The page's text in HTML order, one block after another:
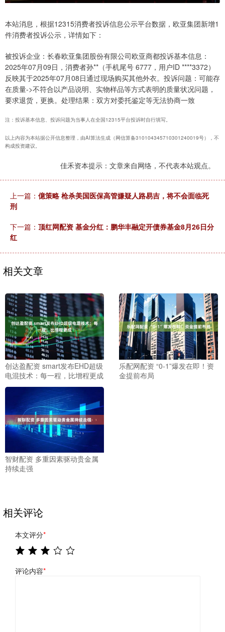
本站消息，根据12315消费者投诉信息公示平台数据，欧亚集团新增1
件消费者投诉公示，详情如下：
被投诉企业：长春欧亚集团股份有限公司欧亚商都投诉基本信息：
2025年07月09日，消费者孙**（手机尾号 6777，用户ID ****3372）
反映其于2025年07月08日通过现场购买其他外衣。投诉问题：可能存
在质量->不符合以产品说明、实物样品等方式表明的质量状况问题，
要求退货，更换。处理结果：双方对委托鉴定等无法协商一致
注：投诉基本信息、投诉问题为当事人在全国12315平台投诉时自行填写。
以上内容为本站据公开信息整理，由AI算法生成（网信算备310104345710301240019号），不
构成投资建议。
佳禾资本提示：文章来自网络，不代表本站观点。
上一篇： 億策略 枪杀美国医保高管嫌疑人路易吉，将不会面临死
刑
下一篇： 顶红网配资 基金分红：鹏华丰融定开债券基金8月26日分
红
相关文章
创达盈配资 smart发布EHD超级
电混技术：每一程，比增程更成
乐配网配资 “0-1”爆发在即！资
金提前布局
智财配资 多重因素驱动贵金属
持续走强
相关评论
本文评分*
评论内容*